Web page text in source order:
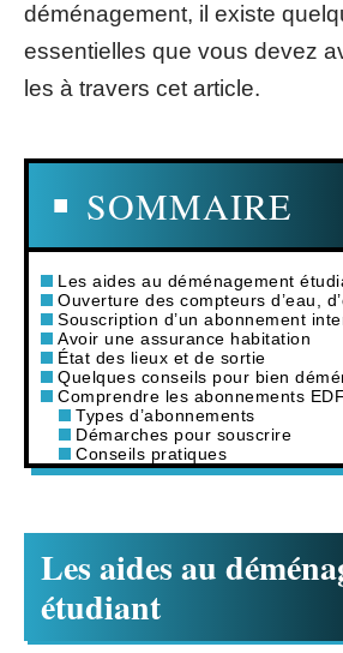
déménagement, il existe
essentielles que vous devez
les à travers cet article.
SOMMAIRE
Les aides au déménagement
Ouverture des compteurs d’eau,
Souscription d’un abonnement
Avoir une assurance habitation
État des lieux et de sortie
Quelques conseils pour bien
Comprendre les abonnements
Types d’abonnements
Démarches pour souscrire
Conseils pratiques
Les aides au
étudiant